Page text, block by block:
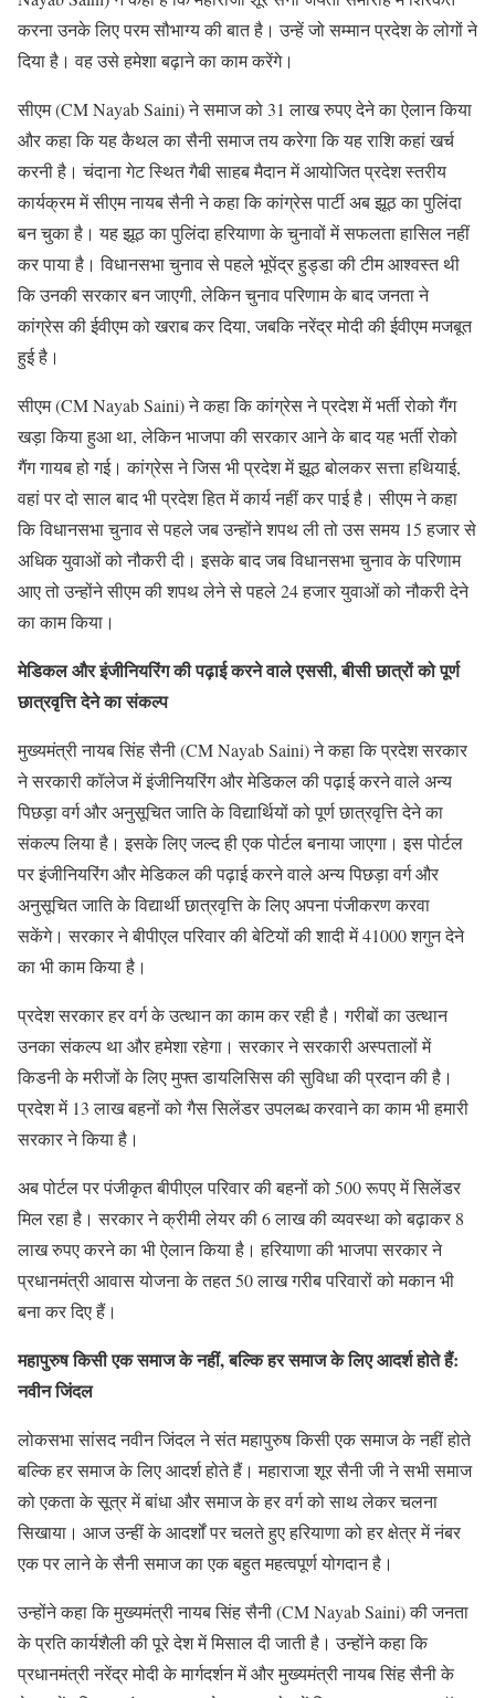
करना उनके लिए परम सौभाग्य की बात है। उन्हें जो सम्मान प्रदेश के लोगों ने
दिया है। वह उसे हमेशा बढ़ाने का काम करेंगे।
सीएम (CM Nayab Saini) ने समाज को 31 लाख रुपए देने का ऐलान किया
और कहा कि यह कैथल का सैनी समाज तय करेगा कि यह राशि कहां खर्च
करनी है। ‌चंदाना गेट स्थित गैबी साहब मैदान में आयोजित प्रदेश स्तरीय
कार्यक्रम में सीएम नायब सैनी ने कहा कि कांग्रेस पार्टी अब झूठ का पुलिंदा
बन चुका है। यह झूठ का पुलिंदा हरियाणा के चुनावों में सफलता हासिल नहीं
कर पाया है। विधानसभा चुनाव से पहले भूपेंद्र हुड्डा की टीम आश्वस्त थी
कि उनकी सरकार बन जाएगी, लेकिन चुनाव परिणाम के बाद जनता ने
कांग्रेस की ईवीएम को खराब कर दिया, जबकि नरेंद्र मोदी की ईवीएम मजबूत
हुई है।
सीएम (CM Nayab Saini) ने कहा कि कांग्रेस ने प्रदेश में भर्ती रोको गैंग
खड़ा किया हुआ था, लेकिन भाजपा की सरकार आने के बाद यह भर्ती रोको
गैंग गायब हो गई। कांग्रेस ने जिस भी प्रदेश में झूठ बोलकर सत्ता हथियाई,
वहां पर दो साल बाद भी प्रदेश हित में कार्य नहीं कर पाई है। सीएम ने कहा
कि विधानसभा चुनाव से पहले जब उन्होंने शपथ ली तो उस समय 15 हजार से
अधिक युवाओं को नौकरी दी। इसके बाद जब विधानसभा चुनाव के परिणाम
आए तो उन्होंने सीएम की शपथ लेने से पहले 24 हजार युवाओं को नौकरी देने
का काम किया।
मेडिकल और इंजीनियरिंग की पढ़ाई करने वाले एससी, बीसी छात्रों को पूर्ण
छात्रवृत्ति देने का संकल्प
मुख्यमंत्री नायब सिंह सैनी (CM Nayab Saini) ने कहा कि प्रदेश सरकार
ने सरकारी कॉलेज में इंजीनियरिंग और मेडिकल की पढ़ाई करने वाले अन्य
पिछड़ा वर्ग और अनुसूचित जाति के विद्यार्थियों को पूर्ण छात्रवृत्ति देने का
संकल्प लिया है। इसके लिए जल्द ही एक पोर्टल बनाया जाएगा। इस पोर्टल
पर इंजीनियरिंग और मेडिकल की पढ़ाई करने वाले अन्य पिछड़ा वर्ग और
अनुसूचित जाति के विद्यार्थी छात्रवृत्ति के लिए अपना पंजीकरण करवा
सकेंगे। सरकार ने बीपीएल परिवार की बेटियों की शादी में 41000 शगुन देने
का भी काम किया है।
प्रदेश सरकार हर वर्ग के उत्थान का काम कर रही है। गरीबों का उत्थान
उनका संकल्प था और हमेशा रहेगा। सरकार ने सरकारी अस्पतालों में
किडनी के मरीजों के लिए मुफ्त डायलिसिस की सुविधा की प्रदान की है।
प्रदेश में 13 लाख बहनों को गैस सिलेंडर उपलब्ध करवाने का काम भी हमारी
सरकार ने किया है।
अब पोर्टल पर पंजीकृत बीपीएल परिवार की बहनों को 500 रूपए में सिलेंडर
मिल रहा है। सरकार ने क्रीमी लेयर की 6 लाख की व्यवस्था को बढ़ाकर‌ 8
लाख रुपए करने का भी ऐलान किया है। हरियाणा की भाजपा सरकार ने
प्रधानमंत्री आवास योजना के तहत 50 लाख गरीब परिवारों को मकान भी
बना कर दिए हैं।
महापुरुष किसी एक समाज के नहीं, बल्कि हर समाज के लिए आदर्श होते हैं:
नवीन जिंदल
लोकसभा सांसद नवीन जिंदल ने संत महापुरुष किसी एक समाज के नहीं होते
बल्कि हर समाज के लिए आदर्श होते हैं। महाराजा शूर सैनी जी ने सभी समाज
को एकता के सूत्र में बांधा और समाज के हर वर्ग को साथ लेकर चलना
सिखाया। आज उन्हीं के आदर्शों पर चलते हुए हरियाणा को हर क्षेत्र में नंबर
एक पर लाने के सैनी समाज का एक बहुत महत्वपूर्ण योगदान है।
उन्होंने कहा कि मुख्यमंत्री नायब सिंह सैनी (CM Nayab Saini) की जनता
के प्रति कार्यशैली की पूरे देश में मिसाल दी जाती है। उन्होंने कहा कि
प्रधानमंत्री नरेंद्र मोदी के मार्गदर्शन में और मुख्यमंत्री नायब सिंह सैनी के